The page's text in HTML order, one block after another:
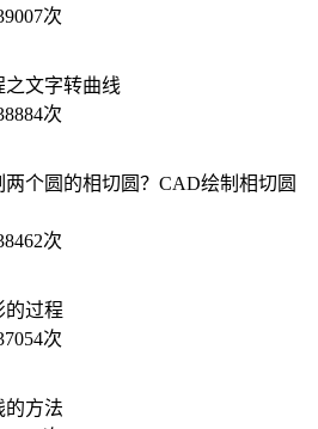
次
文字转曲线
次
个圆的相切圆？CAD绘制相切圆
次
的过程
次
的方法